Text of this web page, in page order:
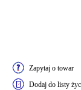
Zapytaj o towar
Dodaj do listy